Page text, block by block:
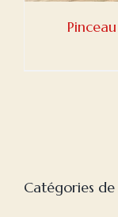
Catégories